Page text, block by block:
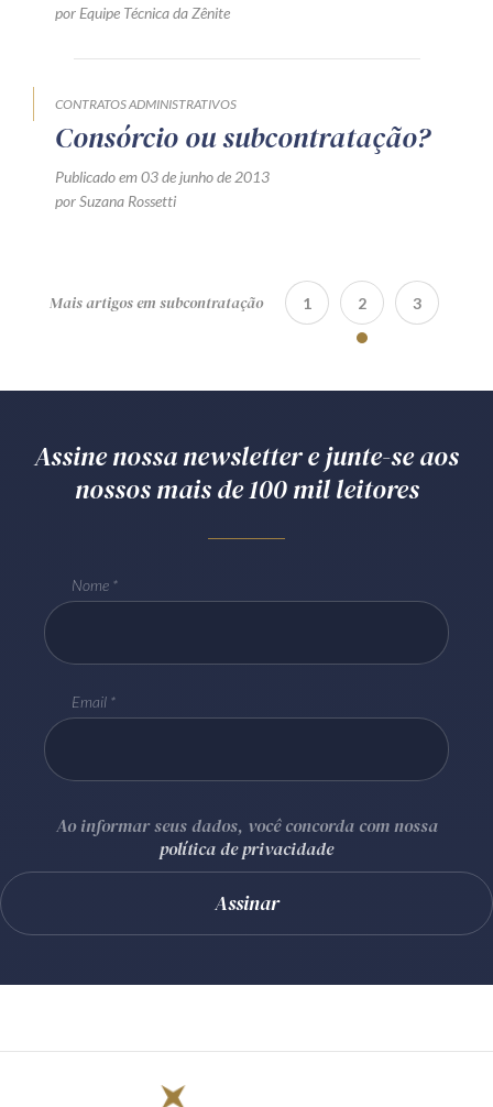
por Equipe Técnica da Zênite
CONTRATOS ADMINISTRATIVOS
Consórcio ou subcontratação?
Publicado em 03 de junho de 2013
por Suzana Rossetti
Mais artigos em subcontratação 1 2 3
Assine nossa newsletter e junte-se aos
nossos mais de 100 mil leitores
Nome
Email
Ao informar seus dados, você concorda com nossa
política de privacidade